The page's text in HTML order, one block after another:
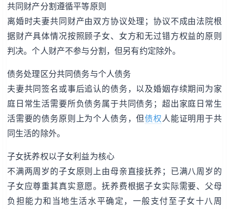
共同财产分割遵循平等原则
离婚时夫妻共同财产由双方协议处理；协议不成由法院根
据财产具体情况按照顾子女、女方和无过错方权益的原则
判决。个人财产不参与分割，但另有约定除外。
债务处理区分共同债务与个人债务
夫妻共同签名或事后追认的债务，以及婚姻存续期间为家
庭日常生活需要所负债务属于共同债务；超出家庭日常生
活需要的债务原则上为个人债务，但债权 人能证明用于共
同生活的除外。
子女抚养权以子女利益为核心
不满两周岁的子女原则上由母亲直接抚养；已满八周岁的
子女应尊重其真实意愿。抚养费根据子女实际需要、父母
负担能力和当地生活水平确定，一般支付至子女十八周